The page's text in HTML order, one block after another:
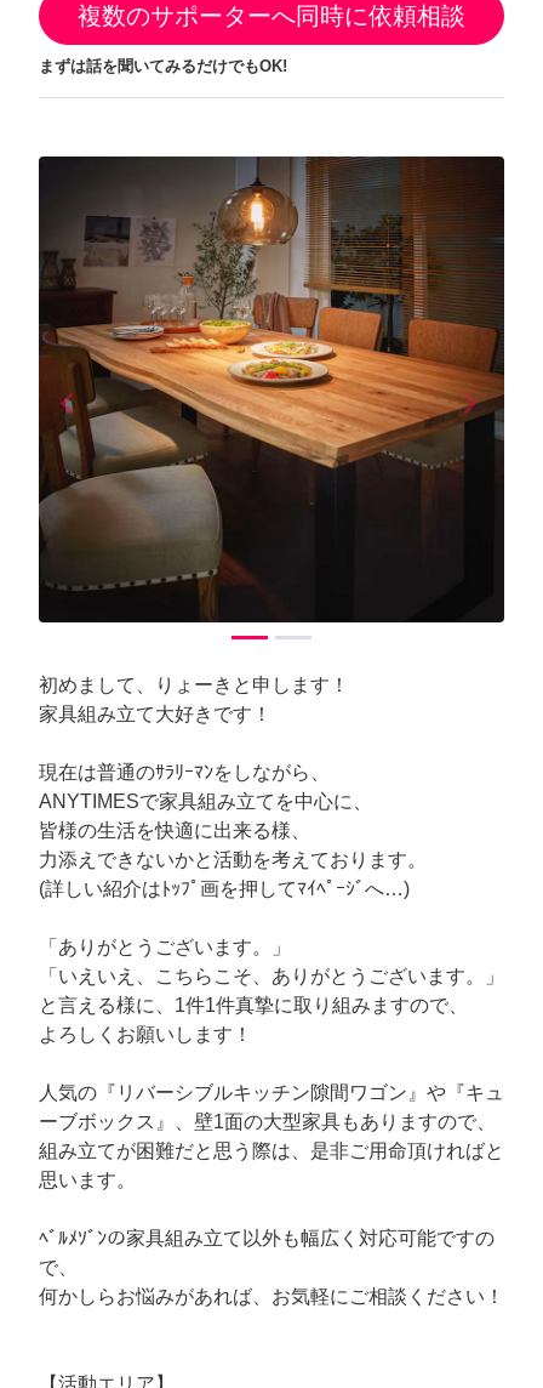
複数のサポーターへ同時に依頼相談
まずは話を聞いてみるだけでもOK!
arrow_back_iosPrevious arrow_forward_iosNext
初めまして、りょーきと申します！
家具組み立て大好きです！
現在は普通のｻﾗﾘｰﾏﾝをしながら、
ANYTIMESで家具組み立てを中心に、
皆様の生活を快適に出来る様、
力添えできないかと活動を考えております。
(詳しい紹介はﾄｯﾌﾟ画を押してﾏｲﾍﾟｰｼﾞへ…)
「ありがとうございます。」
「いえいえ、こちらこそ、ありがとうございます。」
と言える様に、1件1件真摯に取り組みますので、
よろしくお願いします！
人気の『リバーシブルキッチン隙間ワゴン』や『キュ
ーブボックス』、壁1面の大型家具もありますので、
組み立てが困難だと思う際は、是非ご用命頂ければと
思います。
ﾍﾞﾙﾒｿﾞﾝの家具組み立て以外も幅広く対応可能ですの
で、
何かしらお悩みがあれば、お気軽にご相談ください！
【活動エリア】